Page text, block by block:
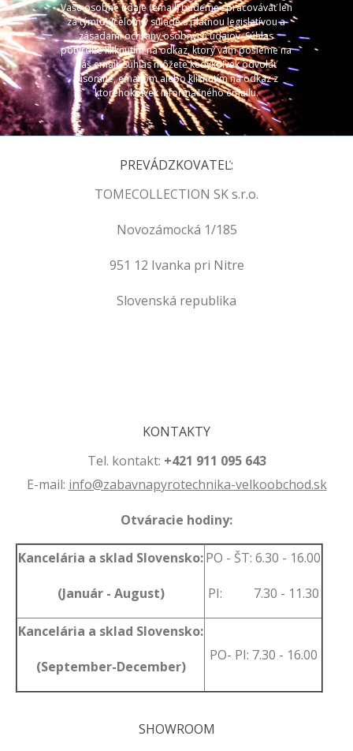
Vaše osobné údaje (email) budeme spracovávať len
za týmto účelom v súlade s platnou legislatívou a
zásadami ochrany osobných údajov. Súhlas
potvrdíte kliknutím na odkaz, ktorý vám pošleme na
váš email. Súhlas môžete kedykoľvek odvolať
písomne, emailom alebo kliknutím na odkaz z
ktoréhokoľvek informačného emailu.
PREVÁDZKOVATEĽ:
TOMECOLLECTION SK s.r.o.
Novozámocká 1/185
951 12 Ivanka pri Nitre
Slovenská republika
KONTAKTY
Tel. kontakt: +421 911 095 643
E-mail: info@zabavnapyrotechnika-velkoobchod.sk
Otváracie hodiny:
Kancelária a sklad Slovensko:
(Január - August)
PO - ŠT: 6.30 - 16.00
PI: 7.30 - 11.30
Kancelária a sklad Slovensko:
(September-December)
PO- PI: 7.30 - 16.00
SHOWROOM